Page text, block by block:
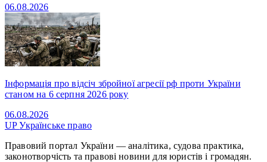
06.08.2026
Інформація про відсіч збройної агресії рф проти України
станом на 6 серпня 2026 року
06.08.2026
UPУкраїнське право
Правовий портал України — аналітика, судова практика,
законотворчість та правові новини для юристів і громадян.